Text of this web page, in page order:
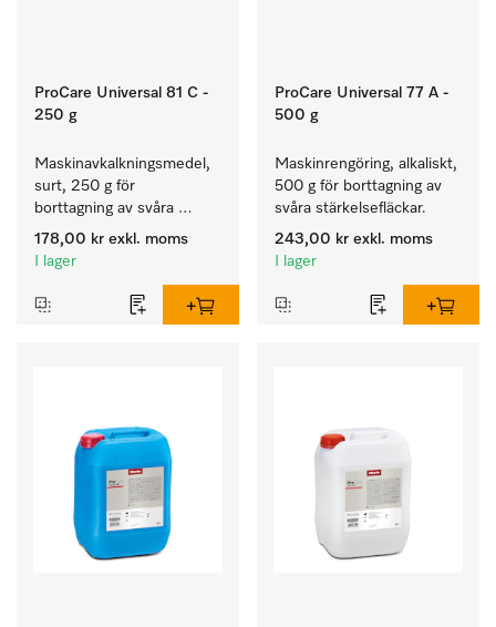
ProCare Universal 81 C -
250 g
Maskinavkalkningsmedel,
surt, 250 g för
borttagning av svåra
kalkavlagringar.
178,00 kr exkl. moms
I lager
ProCare Universal 77 A -
500 g
Maskinrengöring, alkaliskt,
500 g för borttagning av
svåra stärkelsefläckar.
243,00 kr exkl. moms
I lager